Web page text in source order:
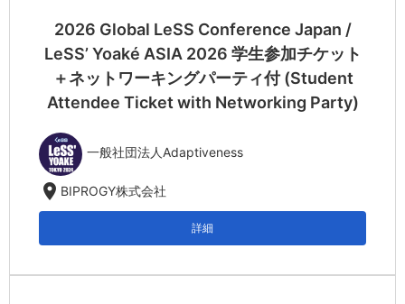
2026 Global LeSS Conference Japan /
LeSS’ Yoaké ASIA 2026 学生参加チケット
＋ネットワーキングパーティ付 (Student
Attendee Ticket with Networking Party)
一般社団法人Adaptiveness
location_on BIPROGY株式会社
詳細